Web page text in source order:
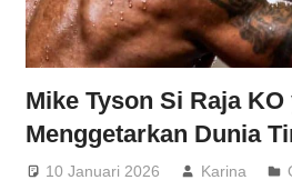
Mike Tyson Si Raja KO
Menggetarkan Dunia
10 Januari 2026 Karina